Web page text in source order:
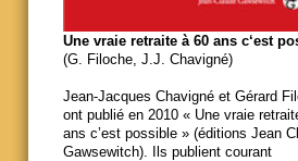
Une vraie retraite à 60 ans c‘est
(G. Filoche, J.J. Chavigné)
Jean-Jacques Chavigné et Gérard
ont publié en 2010 « Une vraie
ans c’est possible » (éditions Jean
Gawsewitch). Ils publient courant